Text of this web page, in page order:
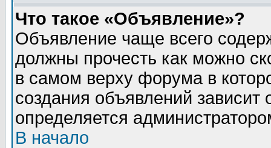
Что такое «Объявление»?
Объявление чаще всего
должны прочесть как можно
в самом верху форума в
создания объявлений зависит
определяется
В начало